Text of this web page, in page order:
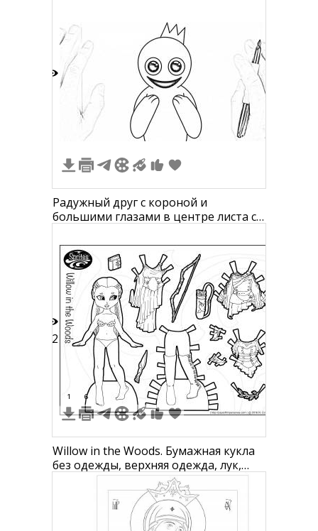
Радужный друг с короной и
большими глазами в центре листа с
маркером
12
1 6
Willow in the Woods. Бумажная кукла
без одежды, верхняя одежда, лук,
колчан с стрелами, шорты с сапогом,
кинжал, женский нагрудник с
ремешками, корсет, корона с